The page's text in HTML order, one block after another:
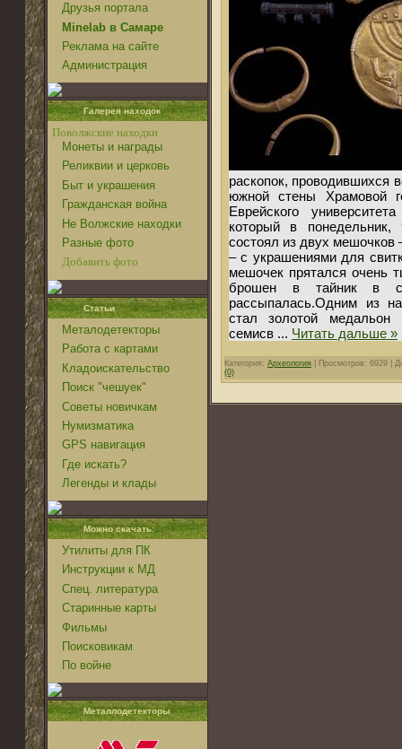
Друзья портала
Minelab в Самаре
Реклама на сайте
Администрация
Галерея находок
Поволжские находки
Монеты и награды
Реликвии и церковь
Быт и украшения
Гражданская война
Не Волжские находки
Разные фото
Добавить фото
Статьи
Металодетекторы
Работа с картами
Кладоискательство
Поиск "чешуек"
Советы новичкам
Нумизматика
GPS навигация
Где искать?
Легенды и клады
Можно скачать:
Утилиты для ПК
Инструкции к МД
Спец. литература
Старинные карты
Фильмы
Поисковикам
По войне
Металлодетекторы
раскопок, проводившихся
южной стены Храмовой
Еврейского
который в
состоял из двух мешочков
– с украшениями для
мешочек прятался очень
брошен в тайник в
рассыпалась.Одним из
стал золотой медальон
семисв ... Читать дальше »
Категория: Археология | Просмотров: 6929 |
(0)